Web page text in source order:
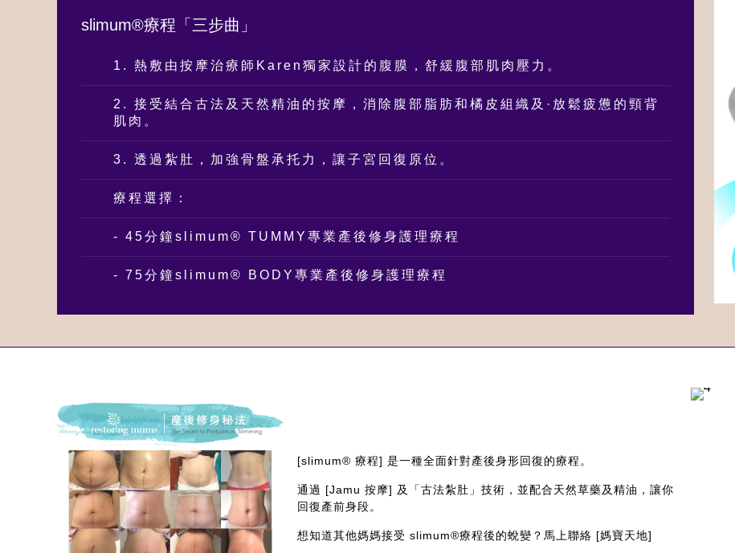
slimum®療程「三步曲」
1. 熱敷由按摩治療師Karen獨家設計的腹膜，舒緩腹部肌肉壓力。
2. 接受結合古法及天然精油的按摩，消除腹部脂肪和橘皮組織及·放鬆疲憊的頸背
肌肉。
3. 透過紮肚，加強骨盤承托力，讓子宮回復原位。
療程選擇：
- 45分鐘slimum® TUMMY專業產後修身護理療程
- 75分鐘slimum® BODY專業產後修身護理療程
[slimum® 療程] 是一種全面針對產後身形回復的療程。
通過 [Jamu 按摩] 及「古法紮肚」技術，並配合天然草藥及精油，讓你
回復產前身段。
想知道其他媽媽接受 slimum®療程後的蛻變？馬上聯絡 [媽寶天地]